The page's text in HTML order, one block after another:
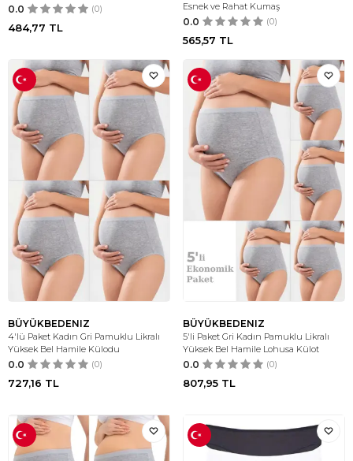
0.0 (0)
484,77 TL
Esnek ve Rahat Kumaş
0.0 (0)
565,57 TL
BÜYÜKBEDENIZ
4'lü Paket Kadın Gri Pamuklu Likralı
Yüksek Bel Hamile Külodu
0.0 (0)
727,16 TL
BÜYÜKBEDENIZ
5'li Paket Gri Kadın Pamuklu Likralı
Yüksek Bel Hamile Lohusa Külot
0.0 (0)
807,95 TL